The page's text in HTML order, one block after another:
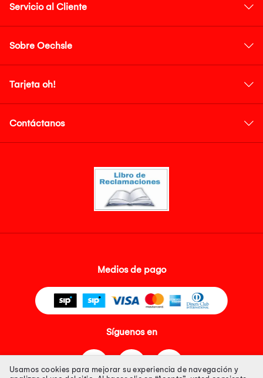
Servicio al Cliente
Sobre Oechsle
Tarjeta oh!
Contáctanos
Medios de pago
Síguenos en
Usamos cookies para mejorar su experiencia de navegación y